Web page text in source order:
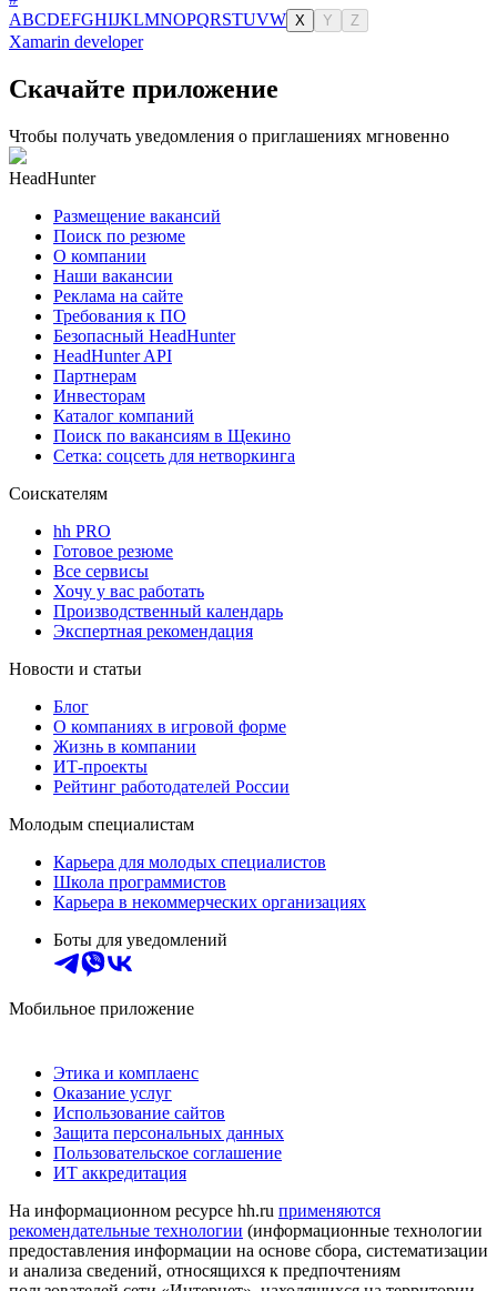
ABCDEFGHIJKLMNOPQRSTUVW X Y Z
Xamarin developer
Скачайте приложение
Чтобы получать уведомления о приглашениях мгновенно
HeadHunter
Размещение вакансий
Поиск по резюме
О компании
Наши вакансии
Реклама на сайте
Требования к ПО
Безопасный HeadHunter
HeadHunter API
Партнерам
Инвесторам
Каталог компаний
Поиск по вакансиям в Щекино
Сетка: соцсеть для нетворкинга
Соискателям
hh PRO
Готовое резюме
Все сервисы
Хочу у вас работать
Производственный календарь
Экспертная рекомендация
Новости и статьи
Блог
О компаниях в игровой форме
Жизнь в компании
ИТ-проекты
Рейтинг работодателей России
Молодым специалистам
Карьера для молодых специалистов
Школа программистов
Карьера в некоммерческих организациях
Боты для уведомлений
Мобильное приложение
Этика и комплаенс
Оказание услуг
Использование сайтов
Защита персональных данных
Пользовательское соглашение
ИТ аккредитация
На информационном ресурсе hh.ru применяются
рекомендательные технологии (информационные технологии
предоставления информации на основе сбора, систематизации
и анализа сведений, относящихся к предпочтениям